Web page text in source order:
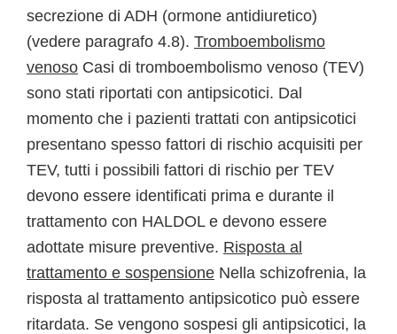
secrezione di ADH (ormone antidiuretico)
(vedere paragrafo 4.8). Tromboembolismo
venoso Casi di tromboembolismo venoso (TEV)
sono stati riportati con antipsicotici. Dal
momento che i pazienti trattati con antipsicotici
presentano spesso fattori di rischio acquisiti per
TEV, tutti i possibili fattori di rischio per TEV
devono essere identificati prima e durante il
trattamento con HALDOL e devono essere
adottate misure preventive. Risposta al
trattamento e sospensione Nella schizofrenia, la
risposta al trattamento antipsicotico può essere
ritardata. Se vengono sospesi gli antipsicotici, la